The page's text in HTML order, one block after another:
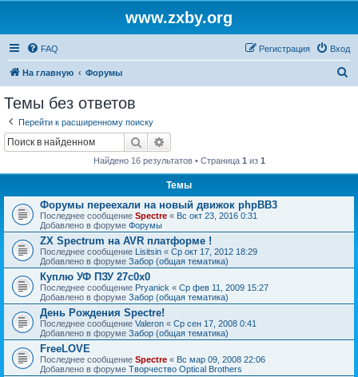
www.zxby.org
FAQ Вход
Регистрация
На главную Форумы
Темы без ответов
Перейти к расширенному поиску
Поиск
Найдено 16 результатов • Страница 1 из 1
Темы
Форумы переехали на новый движок phpBB3
Последнее сообщение Spectre « Вс окт 23, 2016 0:31
Добавлено в форуме Форумы
ZX Spectrum на AVR платформе !
Последнее сообщение Lisitsin « Ср окт 17, 2012 18:29
Добавлено в форуме Забор (общая тематика)
Куплю УФ ПЗУ 27с0х0
Последнее сообщение Pryanick « Ср фев 11, 2009 15:27
Добавлено в форуме Забор (общая тематика)
День Рождения Spectre!
Последнее сообщение Valeron « Ср сен 17, 2008 0:41
Добавлено в форуме Забор (общая тематика)
FreeLOVE
Последнее сообщение Spectre « Вс мар 09, 2008 22:06
Добавлено в форуме Творчество Optical Brothers